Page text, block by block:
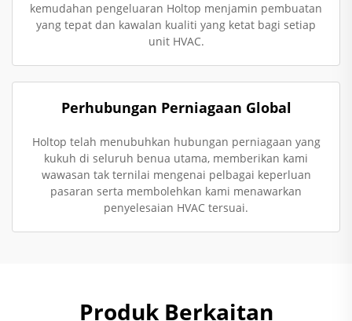
kemudahan pengeluaran Holtop menjamin pembuatan
yang tepat dan kawalan kualiti yang ketat bagi setiap
unit HVAC.
Perhubungan Perniagaan Global
Holtop telah menubuhkan hubungan perniagaan yang
kukuh di seluruh benua utama, memberikan kami
wawasan tak ternilai mengenai pelbagai keperluan
pasaran serta membolehkan kami menawarkan
penyelesaian HVAC tersuai.
Produk Berkaitan